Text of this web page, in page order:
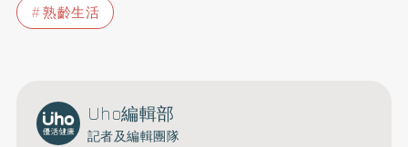
熟齡生活
Uho編輯部
記者及編輯團隊